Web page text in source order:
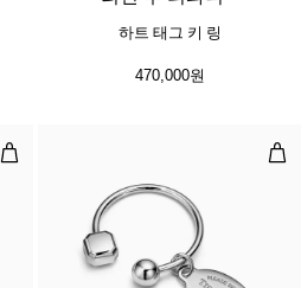
하트 태그 키 링
470,000원
하트 태그 스크루볼 키 링, 스털링 실
오